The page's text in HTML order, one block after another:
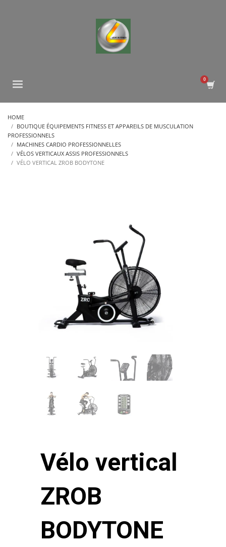
HOME
BOUTIQUE ÉQUIPEMENTS FITNESS ET APPAREILS DE MUSCULATION
PROFESSIONNELS
MACHINES CARDIO PROFESSIONNELLES
VÉLOS VERTICAUX ASSIS PROFESSIONNELS
VÉLO VERTICAL ZROB BODYTONE
Vélo vertical
ZROB
BODYTONE